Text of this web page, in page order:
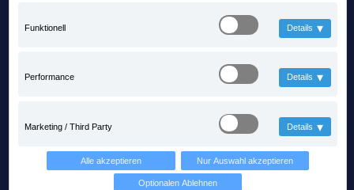
Funktionell Details ▾
Performance Details ▾
Marketing / Third Party Details ▾
Alle akzeptieren Nur Auswahl akzeptieren
Optionalen Ablehnen
Letzte Posts
Mit PRAXIS auf Zeitreise mitten im
Steinbruch - steinexpo 2026